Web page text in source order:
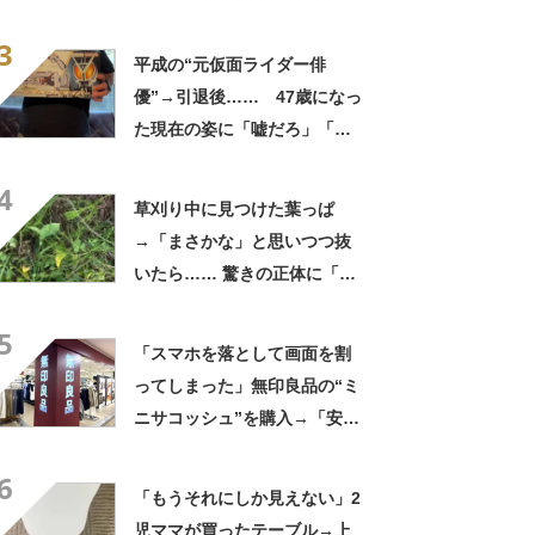
平成の“元仮面ライダー俳
優”→引退後…… 47歳になっ
た現在の姿に「嘘だろ」「声
草刈り中に見つけた葉っぱ
→「まさかな」と思いつつ抜
いたら…… 驚きの正体に「お
「スマホを落として画面を割
ってしまった」無印良品の“ミ
ニサコッシュ”を購入→「安心
「もうそれにしか見えない」2
児ママが買ったテーブル→上